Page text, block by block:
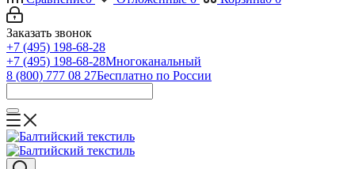
Заказать звонок
+7 (495) 198-68-28
+7 (495) 198-68-28Многоканальный
8 (800) 777 08 27Бесплатно по России